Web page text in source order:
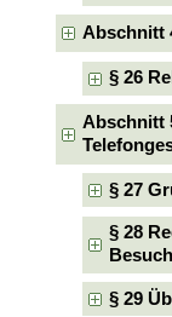
Abschnitt
§ 26
Abschnitt
§ 27
§ 28
§ 29